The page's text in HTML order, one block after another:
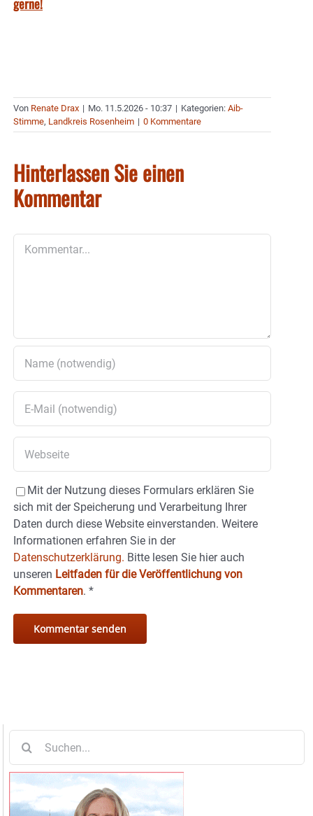
gerne!
Von Renate Drax | Mo. 11.5.2026 - 10:37 | Kategorien: Aib-
Stimme, Landkreis Rosenheim | 0 Kommentare
Hinterlassen Sie einen
Kommentar
Mit der Nutzung dieses Formulars erklären Sie
sich mit der Speicherung und Verarbeitung Ihrer
Daten durch diese Website einverstanden. Weitere
Informationen erfahren Sie in der
Datenschutzerklärung. Bitte lesen Sie hier auch
unseren Leitfaden für die Veröffentlichung von
Kommentaren. *
nach: